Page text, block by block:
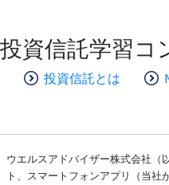
投資信託学習コ
投資信託とは
ウエルスアドバイザー株式会社（
ト、スマートフォンアプリ（当社